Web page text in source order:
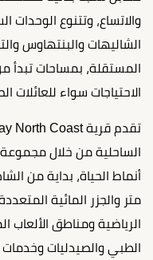
والاتساع، وتتنوع
الشاليهات والبنتهاوس
الاحتياجات سواء للعائلات
الساحلية من خلال
متر والجزر المائية
الرياضية ومناطق الألعاب
الطبي والصيدليات